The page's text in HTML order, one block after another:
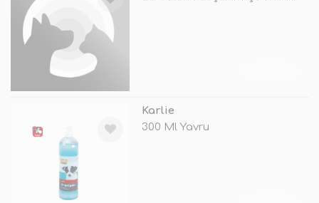
Karlie
300 Ml Yavru